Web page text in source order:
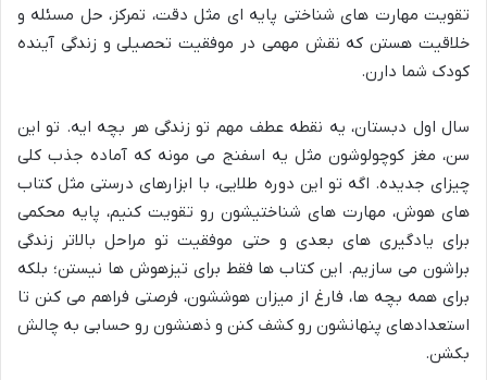
تقویت مهارت های شناختی پایه ای مثل دقت، تمرکز، حل مسئله و
خلاقیت هستن که نقش مهمی در موفقیت تحصیلی و زندگی آینده
کودک شما دارن.
سال اول دبستان، یه نقطه عطف مهم تو زندگی هر بچه ایه. تو این
سن، مغز کوچولوشون مثل یه اسفنج می مونه که آماده جذب کلی
چیزای جدیده. اگه تو این دوره طلایی، با ابزارهای درستی مثل کتاب
های هوش، مهارت های شناختیشون رو تقویت کنیم، پایه محکمی
برای یادگیری های بعدی و حتی موفقیت تو مراحل بالاتر زندگی
براشون می سازیم. این کتاب ها فقط برای تیزهوش ها نیستن؛ بلکه
برای همه بچه ها، فارغ از میزان هوششون، فرصتی فراهم می کنن تا
استعدادهای پنهانشون رو کشف کنن و ذهنشون رو حسابی به چالش
بکشن.